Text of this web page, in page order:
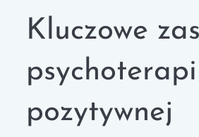
Kluczowe
pozytywnej